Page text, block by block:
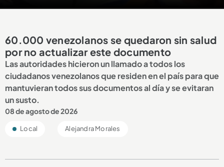
60.000 venezolanos se quedaron sin salud
por no actualizar este documento
Las autoridades hicieron un llamado a todos los
ciudadanos venezolanos que residen en el país para que
mantuvieran todos sus documentos al día y se evitaran
un susto.
08 de agosto de 2026
Local Alejandra Morales